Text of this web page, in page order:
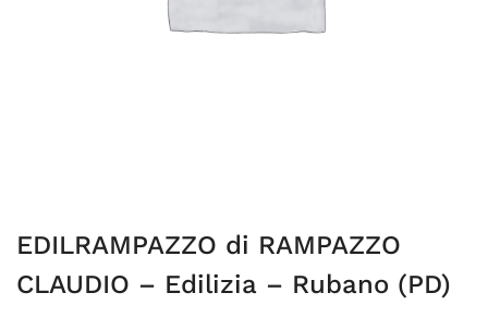
EDILRAMPAZZO di RAMPAZZO
CLAUDIO – Edilizia – Rubano (PD)